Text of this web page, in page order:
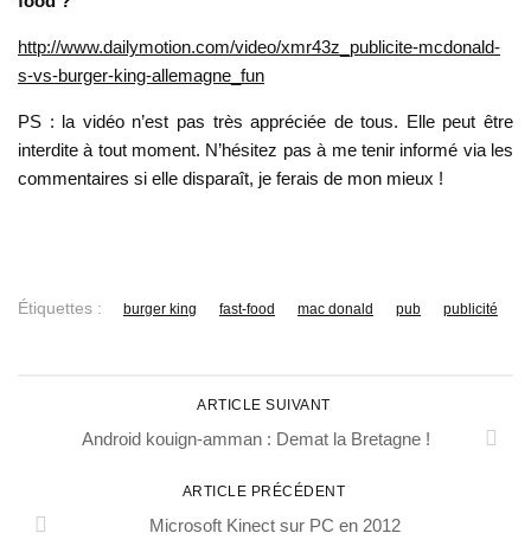
http://www.dailymotion.com/video/xmr43z_publicite-mcdonald-
s-vs-burger-king-allemagne_fun
PS : la vidéo n’est pas très appréciée de tous. Elle peut être
interdite à tout moment. N’hésitez pas à me tenir informé via les
commentaires si elle disparaît, je ferais de mon mieux !
Étiquettes : burger king fast-food mac donald pub publicité
ARTICLE SUIVANT
Android kouign-amman : Demat la Bretagne !
ARTICLE PRÉCÉDENT
Microsoft Kinect sur PC en 2012